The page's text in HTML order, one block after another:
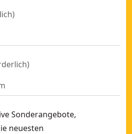
)
)
Sonderangebote,
neuesten